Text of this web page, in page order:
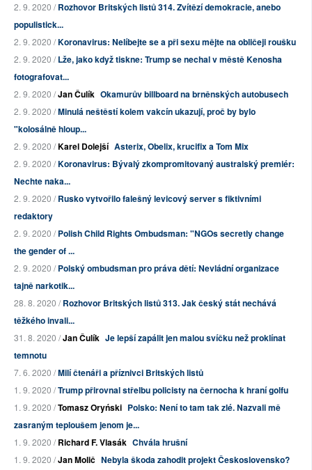
2. 9. 2020 /Rozhovor Britských listů 314. Zvítězí demokracie, anebo
populistick...
2. 9. 2020 /Koronavirus: Nelíbejte se a při sexu mějte na obličeji roušku
2. 9. 2020 /Lže, jako když tiskne: Trump se nechal v městě Kenosha
fotografovat...
2. 9. 2020 /Jan Čulík Okamurův billboard na brněnských autobusech
2. 9. 2020 /Minulá neštěstí kolem vakcín ukazují, proč by bylo
"kolosálně hloup...
2. 9. 2020 /Karel Dolejší Asterix, Obelix, krucifix a Tom Mix
2. 9. 2020 /Koronavirus: Bývalý zkompromitovaný australský premiér:
Nechte naka...
2. 9. 2020 /Rusko vytvořilo falešný levicový server s fiktivními
redaktory
2. 9. 2020 /Polish Child Rights Ombudsman: "NGOs secretly change
the gender of ...
2. 9. 2020 /Polský ombudsman pro práva dětí: Nevládní organizace
tajně narkotik...
28. 8. 2020 /Rozhovor Britských listů 313. Jak český stát nechává
těžkého invali...
31. 8. 2020 /Jan Čulík Je lepší zapálit jen malou svíčku než proklínat
temnotu
7. 6. 2020 /Milí čtenáři a příznivci Britských listů
1. 9. 2020 /Trump přirovnal střelbu policisty na černocha k hraní golfu
1. 9. 2020 /Tomasz Oryński Polsko: Není to tam tak zlé. Nazvali mě
zasraným teploušem jenom je...
1. 9. 2020 /Richard F. Vlasák Chvála hrušní
1. 9. 2020 /Jan Molič Nebyla škoda zahodit projekt Československo?